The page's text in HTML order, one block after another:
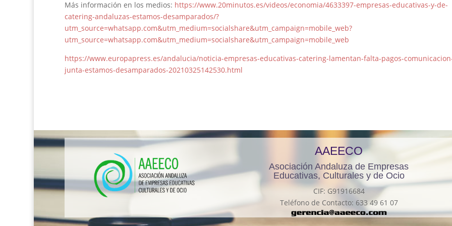
Más información en los medios: https://www.20minutos.es/videos/economia/4633397-empresas-educativas-y-de-
catering-andaluzas-estamos-desamparados/?
utm_source=whatsapp.com&utm_medium=socialshare&utm_campaign=mobile_web?
utm_source=whatsapp.com&utm_medium=socialshare&utm_campaign=mobile_web
https://www.europapress.es/andalucia/noticia-empresas-educativas-catering-lamentan-falta-pagos-
junta-estamos-desamparados-20210325142530.html
AAEECO
Asociación Andaluza de Empresas
Educativas, Culturales y de Ocio
CIF: G91916684
Teléfono de Contacto: 633 49 61 07